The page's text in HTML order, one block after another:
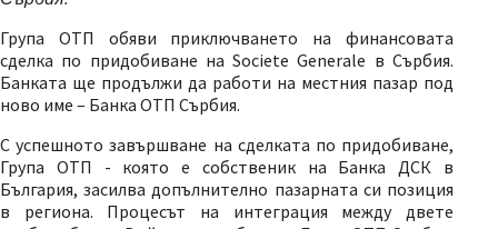
Група ОТП обяви приключването на финансовата
сделка по придобиване на Societe Generale в Сърбия.
Банката ще продължи да работи на местния пазар под
ново име – Банка ОТП Сърбия.
С успешното завършване на сделката по придобиване,
Група ОТП - която е собственик на Банка ДСК в
България, засилва допълнително пазарната си позиция
в региона. Процесът на интеграция между двете